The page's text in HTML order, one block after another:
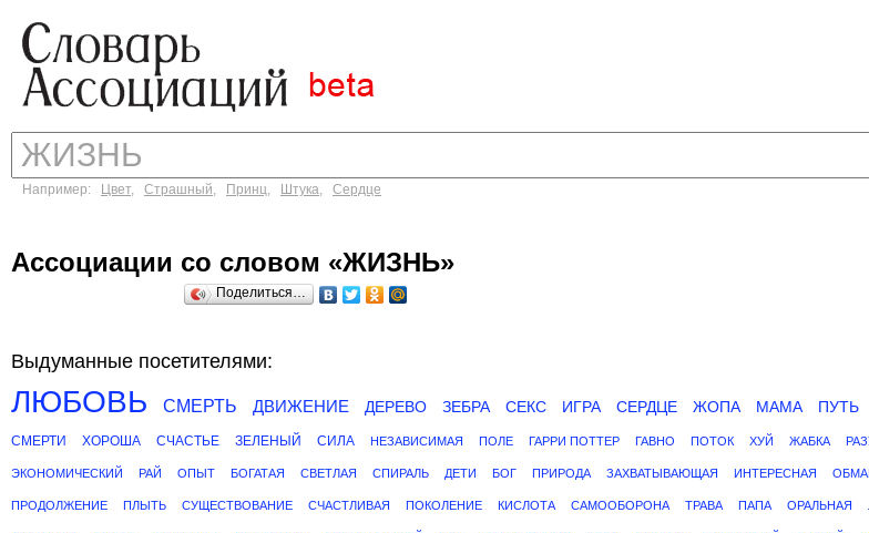
Например: Цвет, Страшный, Принц, Штука, Сердце
Ассоциации со словом «ЖИЗНЬ»
Поделиться…
Выдуманные посетителями:
ЛЮБОВЬ СМЕРТЬ ДВИЖЕНИЕ ДЕРЕВО ЗЕБРА СЕКС ИГРА СЕРДЦЕ ЖОПА МАМА ПУТЬ
СМЕРТИ ХОРОША СЧАСТЬЕ ЗЕЛЕНЫЙ СИЛА НЕЗАВИСИМАЯ ПОЛЕ ГАРРИ ПОТТЕР ГАВНО ПОТОК ХУЙ ЖАБКА
ЭКОНОМИЧЕСКИЙ РАЙ ОПЫТ БОГАТАЯ СВЕТЛАЯ СПИРАЛЬ ДЕТИ БОГ ПРИРОДА ЗАХВАТЫВАЮЩАЯ ИНТЕРЕСНАЯ
ПРОДОЛЖЕНИЕ ПЛЫТЬ СУЩЕСТВОВАНИЕ СЧАСТЛИВАЯ ПОКОЛЕНИЕ КИСЛОТА САМООБОРОНА ТРАВА ПАПА ОРАЛЬНАЯ